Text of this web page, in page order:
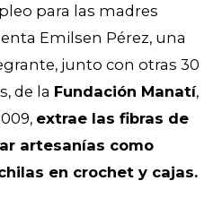
para las madres
Emilsen Pérez, una
junto con otras 30
de la Fundación Manatí,
extrae las fibras de
artesanías como
en crochet y cajas.